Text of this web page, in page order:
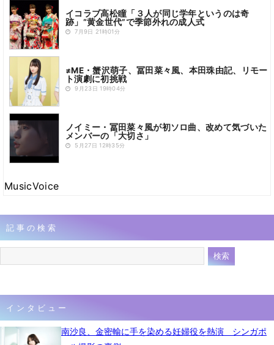
イコラブ高松瞳「３人が同じ学年というのは奇
跡」“黄金世代”で季節外れの成人式
7月9日 21時01分
≠ME・蟹沢萌子、冨田菜々風、本田珠由記、リモー
ト演劇に初挑戦
9月23日 19時04分
ノイミー・冨田菜々風が初ソロ曲、改めて気づいた
メンバーの「大切さ」
5月27日 12時35分
MusicVoice
記事の検索
インタビュー
南沙良、金密輸に手を染める妊婦役を熱演 シンガポ